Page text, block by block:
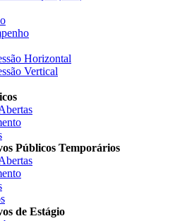
Horizontal
Vertical
Públicos Temporários
de Estágio